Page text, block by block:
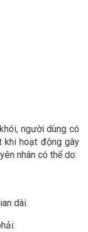
người dùng có
khi hoạt động gây
nhân có thể do:
dài.